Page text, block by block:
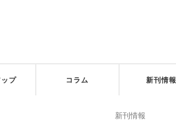
ップ コラム 新刊情報
新刊情報